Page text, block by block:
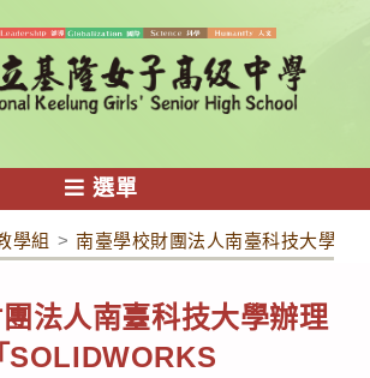
選單
學組 > 南臺學校財團法人南臺科技大學辦
法人南臺科技大學辦理
SOLIDWORKS